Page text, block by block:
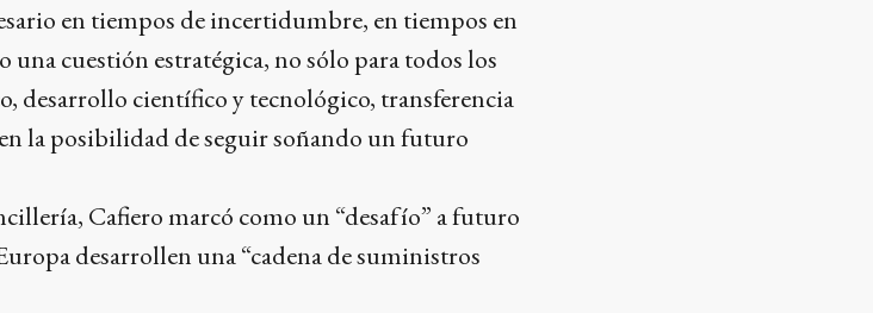
en tiempos de incertidumbre, en tiempos en
una cuestión estratégica, no sólo para todos los
desarrollo científico y tecnológico, transferencia
la posibilidad de seguir soñando un futuro
Cafiero marcó como un “desafío” a futuro
desarrollen una “cadena de suministros